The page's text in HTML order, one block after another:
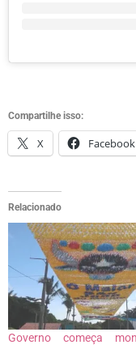
Compartilhe isso:
X Facebook
Relacionado
Governo começa